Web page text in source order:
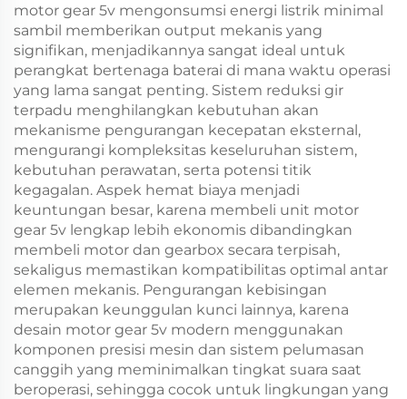
motor gear 5v mengonsumsi energi listrik minimal
sambil memberikan output mekanis yang
signifikan, menjadikannya sangat ideal untuk
perangkat bertenaga baterai di mana waktu operasi
yang lama sangat penting. Sistem reduksi gir
terpadu menghilangkan kebutuhan akan
mekanisme pengurangan kecepatan eksternal,
mengurangi kompleksitas keseluruhan sistem,
kebutuhan perawatan, serta potensi titik
kegagalan. Aspek hemat biaya menjadi
keuntungan besar, karena membeli unit motor
gear 5v lengkap lebih ekonomis dibandingkan
membeli motor dan gearbox secara terpisah,
sekaligus memastikan kompatibilitas optimal antar
elemen mekanis. Pengurangan kebisingan
merupakan keunggulan kunci lainnya, karena
desain motor gear 5v modern menggunakan
komponen presisi mesin dan sistem pelumasan
canggih yang meminimalkan tingkat suara saat
beroperasi, sehingga cocok untuk lingkungan yang